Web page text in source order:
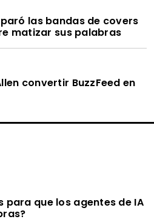
las bandas de covers
matizar sus palabras
convertir BuzzFeed en
para que los agentes de IA